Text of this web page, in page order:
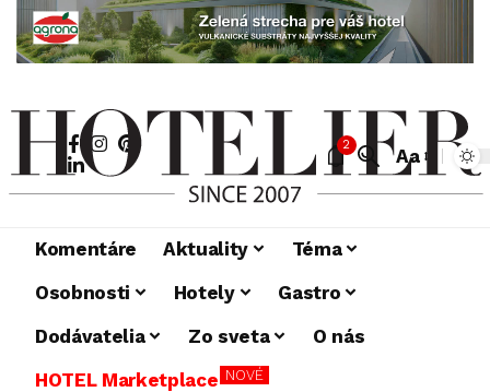
2
Aa
Komentáre Aktuality
Téma
Osobnosti
Hotely
Gastro
Dodávatelia
Zo sveta
O nás
HOTEL Marketplace NOVÉ